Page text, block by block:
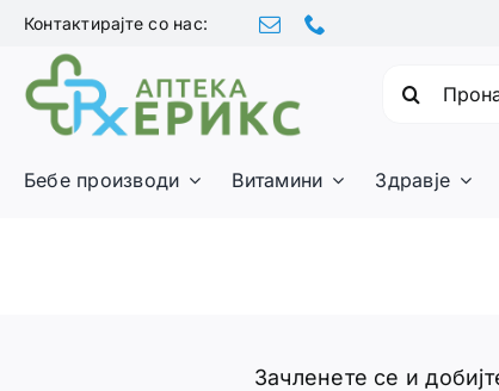
Skip
content
Контактирајте со нас:
Бебе производи Витамини Здравје
Зачленете се и